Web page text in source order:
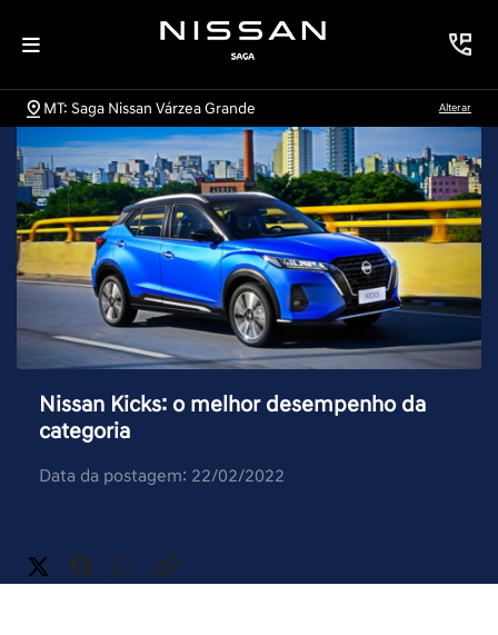
MT: Saga Nissan Várzea Grande Alterar
Nissan Kicks: o melhor desempenho da
categoria
Data da postagem: 22/02/2022